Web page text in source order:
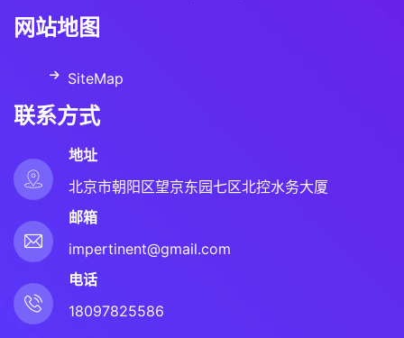
网站地图
SiteMap
联系方式
地址
北京市朝阳区望京东园七区北控水务大厦
邮箱
impertinent@gmail.com
电话
18097825586